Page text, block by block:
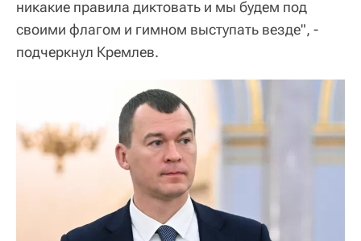
никакие правила диктовать и мы будем под
своими флагом и гимном выступать везде", -
подчеркнул Кремлев.